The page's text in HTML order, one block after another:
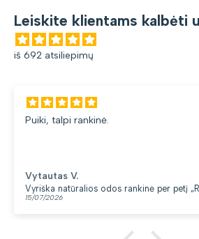
Leiskite klientams kalbėti
iš 692 atsiliepimų
Puiki, talpi rankinė.
Vytautas V.
Vyriška natūralios odos rankinė per petį
15/07/2026